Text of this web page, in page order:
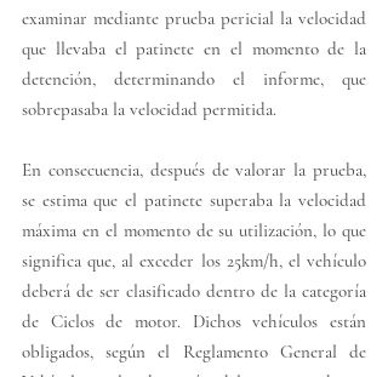
examinar mediante prueba pericial la velocidad
que llevaba el patinete en el momento de la
detención, determinando el informe, que
sobrepasaba la velocidad permitida.
En consecuencia, después de valorar la prueba,
se estima que el patinete superaba la velocidad
máxima en el momento de su utilización, lo que
significa que, al exceder los 25km/h, el vehículo
deberá de ser clasificado dentro de la categoría
de Ciclos de motor. Dichos vehículos están
obligados, según el Reglamento General de